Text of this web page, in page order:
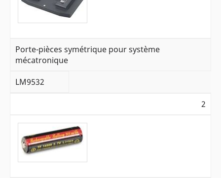
Porte-pièces symétrique pour système
mécatronique
LM9532
2